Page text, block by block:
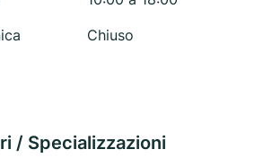
Chiuso
/ Specializzazioni